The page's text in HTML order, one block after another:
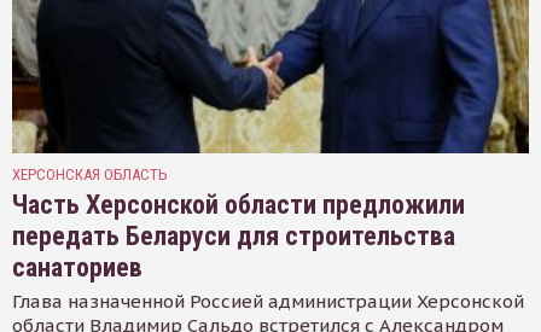
ХЕРСОНСКАЯ ОБЛАСТЬ
Часть Херсонской области предложили
передать Беларуси для строительства
санаториев
Глава назначенной Россией администрации Херсонской
области Владимир Сальдо встретился с Александром